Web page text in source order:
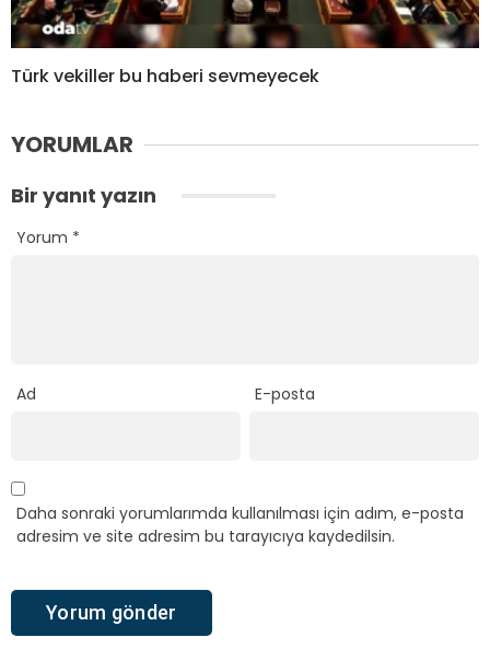
Türk vekiller bu haberi sevmeyecek
YORUMLAR
Bir yanıt yazın
Yorum *
Ad E-posta
Daha sonraki yorumlarımda kullanılması için adım, e-posta
adresim ve site adresim bu tarayıcıya kaydedilsin.